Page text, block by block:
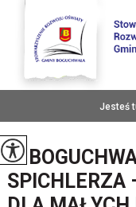
Jesteś
III
SPICHLERZA